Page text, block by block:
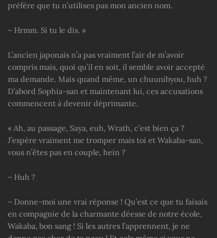
préfère que tu n’utilises pas mon ancien nom.
– Hrmm. Si tu le dis. »
L’ancien japonais n’a pas vraiment l’air de m’avoir
compris mais, quoi qu’il en soit, il semble avoir accepté
ma demande. Mais quand même, un chuunibyou, huh ?
D’abord Sophia-san et maintenant lui, ces accusations
commencent à devenir déprimante.
« Ah, au passage, Saya, euh, Wrath, c’est bien ça ?
J’espère vraiment me tromper mais toi et Wakaba-san,
vous n’êtes pas en couple, hein ?
– Huh ?
– Donne-moi une vrai réponse ! Qu’est ce que tu faisais
en compagnie de la charmante déesse de notre école,
Wakaba, bon sang ! Si les autres l’apprennent, je ne